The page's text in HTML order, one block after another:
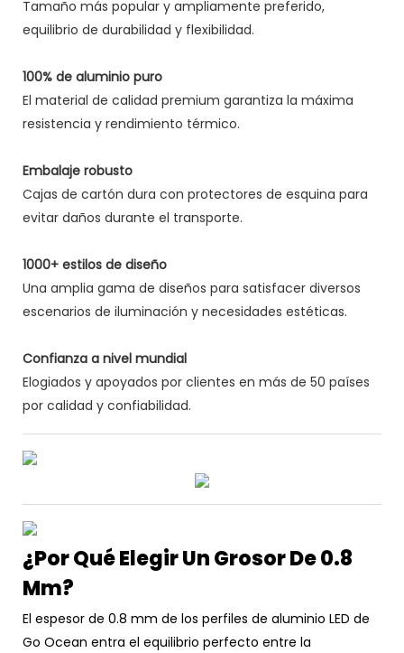
Tamaño más popular y ampliamente preferido,
equilibrio de durabilidad y flexibilidad.
100% de aluminio puro
El material de calidad premium garantiza la máxima
resistencia y rendimiento térmico.
Embalaje robusto
Cajas de cartón dura con protectores de esquina para
evitar daños durante el transporte.
1000+ estilos de diseño
Una amplia gama de diseños para satisfacer diversos
escenarios de iluminación y necesidades estéticas.
Confianza a nivel mundial
Elogiados y apoyados por clientes en más de 50 países
por calidad y confiabilidad.
¿Por Qué Elegir Un Grosor De 0.8
Mm?
El espesor de 0.8 mm de los perfiles de aluminio LED de
Go Ocean entra el equilibrio perfecto entre la